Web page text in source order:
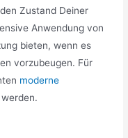
Zustand Deiner
Anwendung von
bieten, wenn es
vorzubeugen. Für
moderne